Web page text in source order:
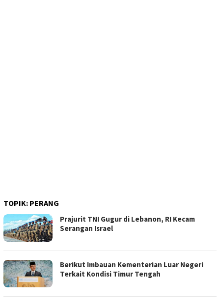
TOPIK: PERANG
Prajurit TNI Gugur di Lebanon, RI Kecam
Serangan Israel
Berikut Imbauan Kementerian Luar Negeri
Terkait Kondisi Timur Tengah